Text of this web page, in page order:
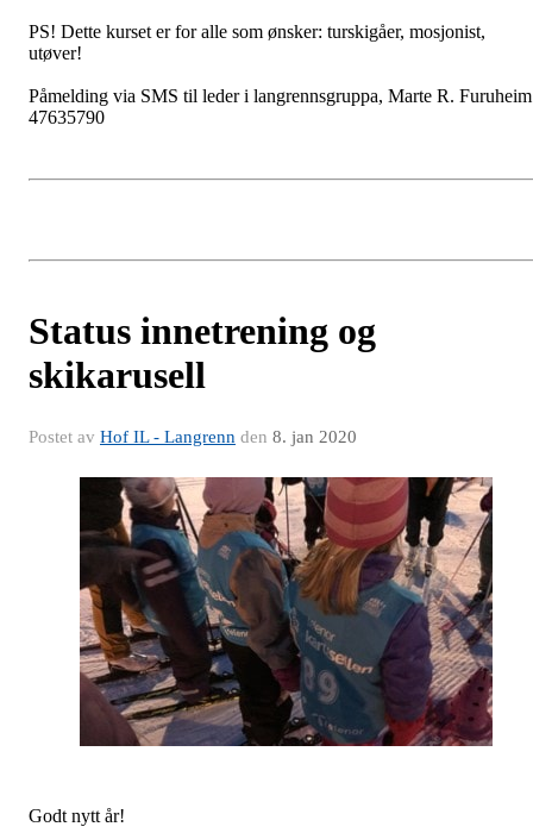
PS! Dette kurset er for alle som ønsker: turskigåer, mosjonist,
utøver!
Påmelding via SMS til leder i langrennsgruppa, Marte R.
47635790
Status innetrening og
skikarusell
Postet av Hof IL - Langrenn den 8. jan 2020
Godt nytt år!